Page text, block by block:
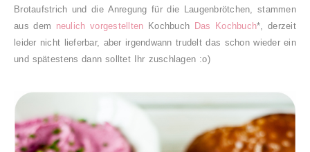
Brotaufstrich und die Anregung für die Laugenbrötchen, stammen
aus dem neulich vorgestellten Kochbuch Das Kochbuch*, derzeit
leider nicht lieferbar, aber irgendwann trudelt das schon wieder ein
und spätestens dann solltet Ihr zuschlagen :o)